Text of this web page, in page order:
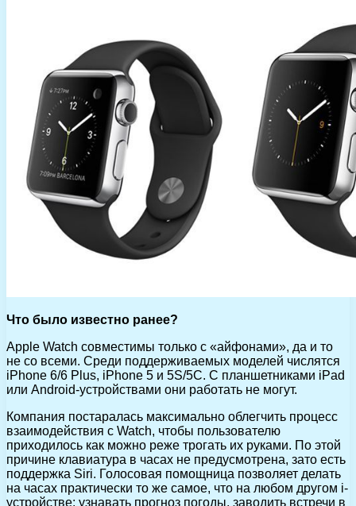
Что было известно ранее?
Apple Watch совместимы только с «айфонами», да и то
не со всеми. Среди поддерживаемых моделей числятся
iPhone 6/6 Plus, iPhone 5 и 5S/5C. С планшетниками iPad
или Android-устройствами они работать не могут.
Компания постаралась максимально облегчить процесс
взаимодействия с Watch, чтобы пользователю
приходилось как можно реже трогать их руками. По этой
причине клавиатура в часах не предусмотрена, зато есть
поддержка Siri. Голосовая помощница позволяет делать
на часах практически то же самое, что на любом другом i-
устройстве: узнавать прогноз погоды, заводить встречи в